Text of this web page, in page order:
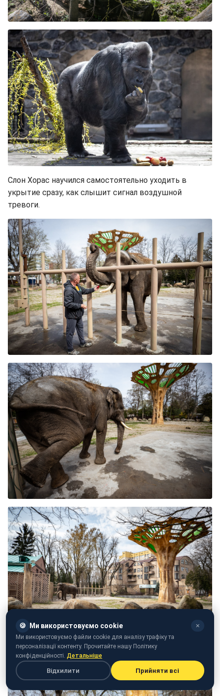
Слон Хорас научился самостоятельно уходить в
укрытие сразу, как слышит сигнал воздушной
тревоги.
🍪 Ми використовуємо cookie ✕
Ми використовуємо файли cookie для аналізу трафіку та
персоналізації контенту. Прочитайте нашу Політику
конфіденційності. Детальніше
Відхилити Прийняти всі